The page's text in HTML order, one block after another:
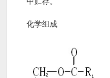
化学组成